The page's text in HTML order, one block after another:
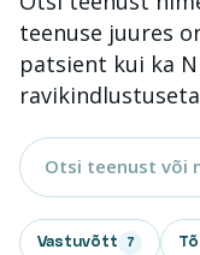
teenuse juures
patsient kui ka
Vastuvõtt 7